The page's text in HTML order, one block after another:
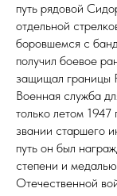
путь рядовой
отдельной
боровшемся с
получил боевое
защищал границы
Военная служба
только летом
звании старшего
путь он был
степени и
Отечественной